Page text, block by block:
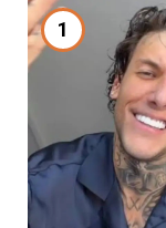
1